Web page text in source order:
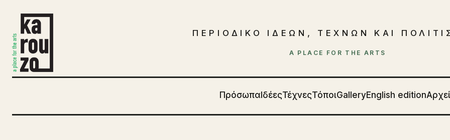
ΠΕΡΙΟΔΙΚΟ ΙΔΕΩΝ, ΤΕΧΝΩΝ ΚΑΙ
A PLACE FOR THE ARTS
Πρόσωπα ΙδέεςΤέχνεςΤόποιGalleryEnglish edition